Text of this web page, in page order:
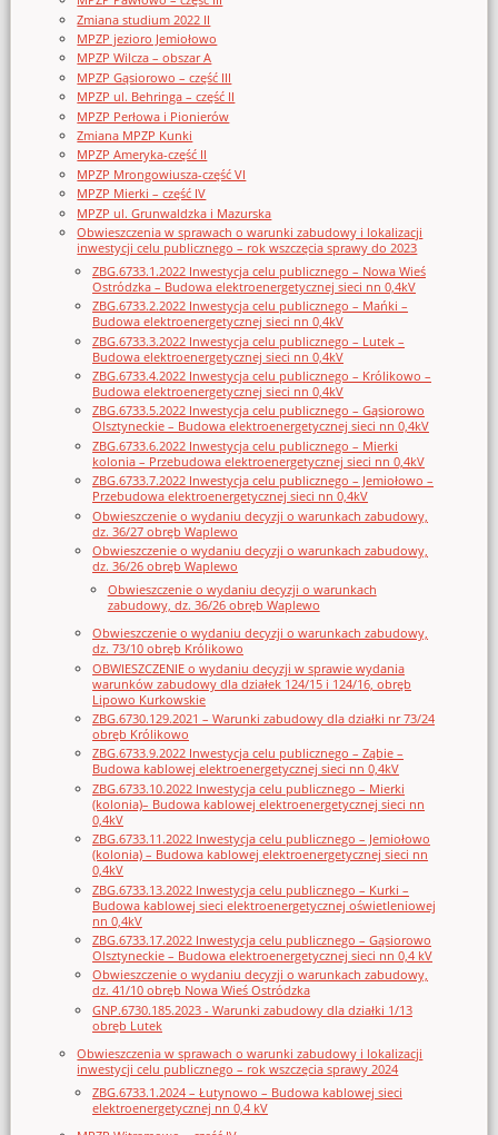
Zmiana studium 2022 II
MPZP jezioro Jemiołowo
MPZP Wilcza – obszar A
MPZP Gąsiorowo – część III
MPZP ul. Behringa – część II
MPZP Perłowa i Pionierów
Zmiana MPZP Kunki
MPZP Ameryka-część II
MPZP Mrongowiusza-część VI
MPZP Mierki – część IV
MPZP ul. Grunwaldzka i Mazurska
Obwieszczenia w sprawach o warunki zabudowy i lokalizacji
inwestycji celu publicznego – rok wszczęcia sprawy do 2023
ZBG.6733.1.2022 Inwestycja celu publicznego – Nowa Wieś
Ostródzka – Budowa elektroenergetycznej sieci nn 0,4kV
ZBG.6733.2.2022 Inwestycja celu publicznego – Mańki –
Budowa elektroenergetycznej sieci nn 0,4kV
ZBG.6733.3.2022 Inwestycja celu publicznego – Lutek –
Budowa elektroenergetycznej sieci nn 0,4kV
ZBG.6733.4.2022 Inwestycja celu publicznego – Królikowo –
Budowa elektroenergetycznej sieci nn 0,4kV
ZBG.6733.5.2022 Inwestycja celu publicznego – Gąsiorowo
Olsztyneckie – Budowa elektroenergetycznej sieci nn 0,4kV
ZBG.6733.6.2022 Inwestycja celu publicznego – Mierki
kolonia – Przebudowa elektroenergetycznej sieci nn 0,4kV
ZBG.6733.7.2022 Inwestycja celu publicznego – Jemiołowo –
Przebudowa elektroenergetycznej sieci nn 0,4kV
Obwieszczenie o wydaniu decyzji o warunkach zabudowy,
dz. 36/27 obręb Waplewo
Obwieszczenie o wydaniu decyzji o warunkach zabudowy,
dz. 36/26 obręb Waplewo
Obwieszczenie o wydaniu decyzji o warunkach
zabudowy, dz. 36/26 obręb Waplewo
Obwieszczenie o wydaniu decyzji o warunkach zabudowy,
dz. 73/10 obręb Królikowo
OBWIESZCZENIE o wydaniu decyzji w sprawie wydania
warunków zabudowy dla działek 124/15 i 124/16, obręb
Lipowo Kurkowskie
ZBG.6730.129.2021 – Warunki zabudowy dla działki nr 73/24
obręb Królikowo
ZBG.6733.9.2022 Inwestycja celu publicznego – Ząbie –
Budowa kablowej elektroenergetycznej sieci nn 0,4kV
ZBG.6733.10.2022 Inwestycja celu publicznego – Mierki
(kolonia)– Budowa kablowej elektroenergetycznej sieci nn
0,4kV
ZBG.6733.11.2022 Inwestycja celu publicznego – Jemiołowo
(kolonia) – Budowa kablowej elektroenergetycznej sieci nn
0,4kV
ZBG.6733.13.2022 Inwestycja celu publicznego – Kurki –
Budowa kablowej sieci elektroenergetycznej oświetleniowej
nn 0,4kV
ZBG.6733.17.2022 Inwestycja celu publicznego – Gąsiorowo
Olsztyneckie – Budowa elektroenergetycznej sieci nn 0,4 kV
Obwieszczenie o wydaniu decyzji o warunkach zabudowy,
dz. 41/10 obręb Nowa Wieś Ostródzka
GNP.6730.185.2023 - Warunki zabudowy dla działki 1/13
obręb Lutek
Obwieszczenia w sprawach o warunki zabudowy i lokalizacji
inwestycji celu publicznego – rok wszczęcia sprawy 2024
ZBG.6733.1.2024 – Łutynowo – Budowa kablowej sieci
elektroenergetycznej nn 0,4 kV